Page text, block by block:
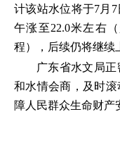
计该站水位将于7月
午涨至22.0米左右
程），后续仍将继续
广东省水文局
和水情会商，及时
障人民群众生命财产